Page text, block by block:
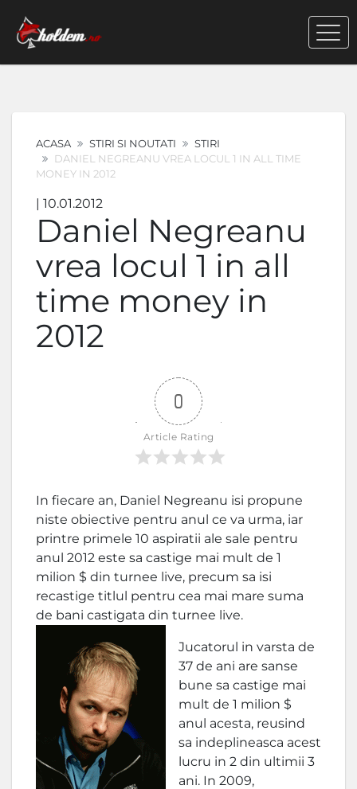
ACASA STIRI SI NOUTATI
STIRI
DANIEL NEGREANU VREA LOCUL 1 IN ALL TIME
MONEY IN 2012
| 10.01.2012
Daniel Negreanu
vrea locul 1 in all
time money in
2012
0
Article Rating
In fiecare an, Daniel Negreanu isi propune
niste obiective pentru anul ce va urma, iar
printre primele 10 aspiratii ale sale pentru
anul 2012 este sa castige mai mult de 1
milion $ din turnee live, precum sa isi
recastige titlul pentru cea mai mare suma
de bani castigata din turnee live.
Jucatorul in varsta de
37 de ani are sanse
bune sa castige mai
mult de 1 milion $
anul acesta, reusind
sa indeplineasca acest
lucru in 2 din ultimii 3
ani. In 2009,